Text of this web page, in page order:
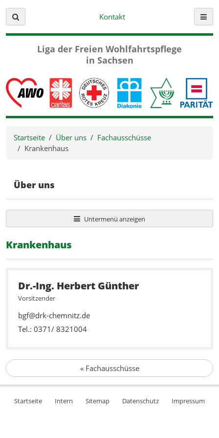
Suche
Kontakt
Liga der Freien Wohlfahrtspflege
in Sachsen
Startseite Über uns
Fachausschüsse
Krankenhaus
Krankenhaus
Dr.-Ing. Herbert Günther
Vorsitzender
bgf@drk-chemnitz.de
Tel.: 0371/ 8321004
«Fachausschüsse
Über uns
Untermenü anzeigen
Startseite Intern Sitemap Datenschutz Impressum